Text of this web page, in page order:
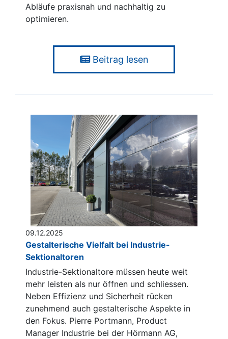
Abläufe praxisnah und nachhaltig zu
optimieren.
Beitrag lesen
09.12.2025
Gestalterische Vielfalt bei Industrie-
Sektionaltoren
Industrie-Sektionaltore müssen heute weit
mehr leisten als nur öffnen und schliessen.
Neben Effizienz und Sicherheit rücken
zunehmend auch gestalterische Aspekte in
den Fokus. Pierre Portmann, Product
Manager Industrie bei der Hörmann AG,